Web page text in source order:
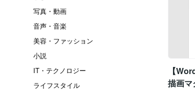
写真・動画
音声・音楽
美容・ファッション
小説
IT・テクノロジー
ライフスタイル
【
描画